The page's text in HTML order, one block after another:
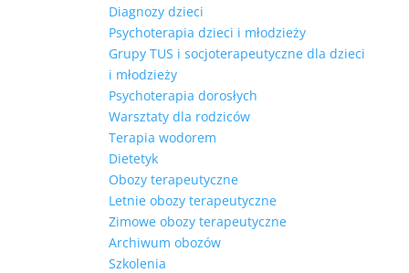
Diagnozy dzieci
Psychoterapia dzieci i młodzieży
Grupy TUS i socjoterapeutyczne dla dzieci
i młodzieży
Psychoterapia dorosłych
Warsztaty dla rodziców
Terapia wodorem
Dietetyk
Obozy terapeutyczne
Letnie obozy terapeutyczne
Zimowe obozy terapeutyczne
Archiwum obozów
Szkolenia